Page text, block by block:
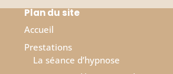
Plan du site
Accueil
Prestations
La séance d’hypnose